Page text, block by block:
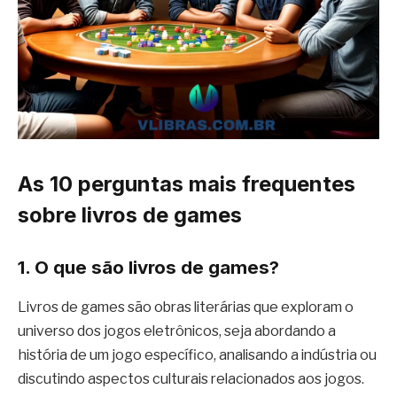
As 10 perguntas mais frequentes
sobre livros de games
1. O que são livros de games?
Livros de games são obras literárias que exploram o
universo dos jogos eletrônicos, seja abordando a
história de um jogo específico, analisando a indústria ou
discutindo aspectos culturais relacionados aos jogos.